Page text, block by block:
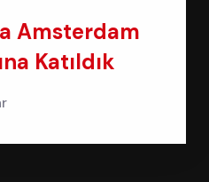
Amsterdam
Katıldık